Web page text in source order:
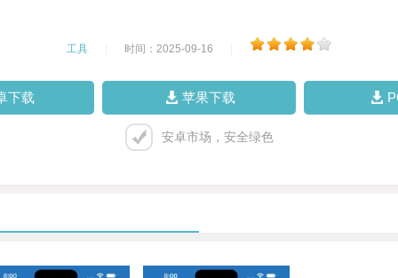
工具 时间：2025-09-16
下载 苹果下载
安卓市场，安全绿色